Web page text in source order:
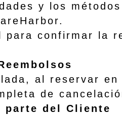
y los métodos
confirmar la
al reservar
de
parte del Cliente